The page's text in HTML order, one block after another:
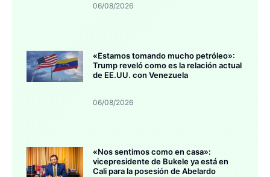
06/08/2026
«Estamos tomando mucho petróleo»:
Trump reveló como es la relación actual
de EE.UU. con Venezuela
06/08/2026
«Nos sentimos como en casa»:
vicepresidente de Bukele ya está en
Cali para la posesión de Abelardo